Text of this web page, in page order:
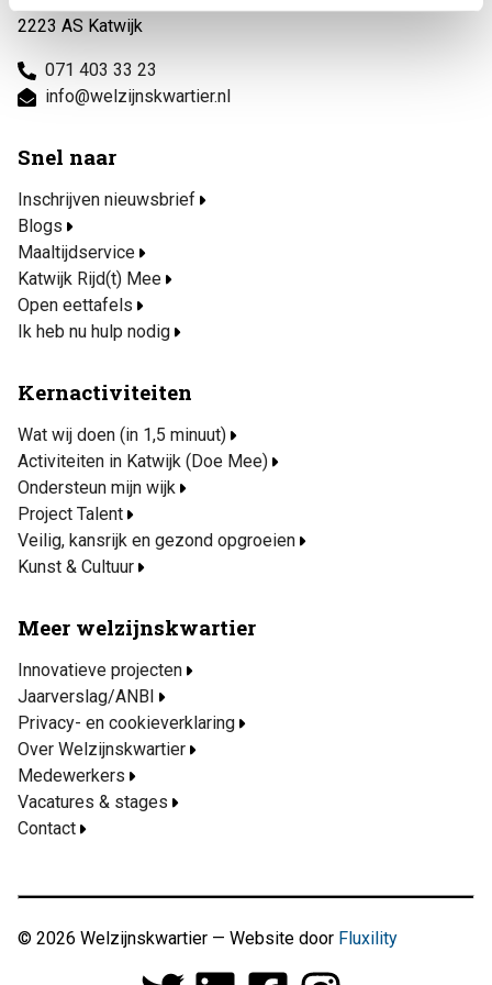
2223 AS Katwijk
071 403 33 23
info@welzijnskwartier.nl
Snel naar
Inschrijven nieuwsbrief
Blogs
Maaltijdservice
Katwijk Rijd(t) Mee
Open eettafels
Ik heb nu hulp nodig
Kernactiviteiten
Wat wij doen (in 1,5 minuut)
Activiteiten in Katwijk (Doe Mee)
Ondersteun mijn wijk
Project Talent
Veilig, kansrijk en gezond opgroeien
Kunst & Cultuur
Meer welzijnskwartier
Innovatieve projecten
Jaarverslag/ANBI
Privacy- en cookieverklaring
Over Welzijnskwartier
Medewerkers
Vacatures & stages
Contact
© 2026 Welzijnskwartier — Website door Fluxility